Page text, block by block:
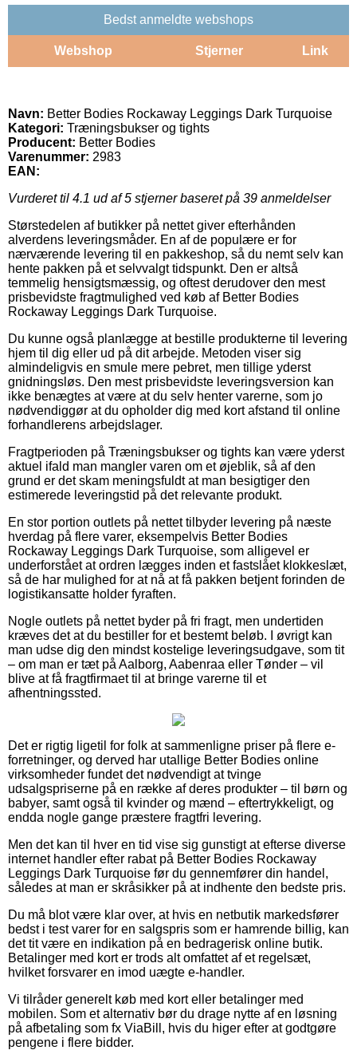
Bedst anmeldte webshops
Webshop Stjerner Link
Navn: Better Bodies Rockaway Leggings Dark Turquoise
Kategori: Træningsbukser og tights
Producent: Better Bodies
Varenummer: 2983
EAN:
Vurderet til 4.1 ud af 5 stjerner baseret på 39 anmeldelser
Størstedelen af butikker på nettet giver efterhånden
alverdens leveringsmåder. En af de populære er for
nærværende levering til en pakkeshop, så du nemt selv kan
hente pakken på et selvvalgt tidspunkt. Den er altså
temmelig hensigtsmæssig, og oftest derudover den mest
prisbevidste fragtmulighed ved køb af Better Bodies
Rockaway Leggings Dark Turquoise.
Du kunne også planlægge at bestille produkterne til levering
hjem til dig eller ud på dit arbejde. Metoden viser sig
almindeligvis en smule mere pebret, men tillige yderst
gnidningsløs. Den mest prisbevidste leveringsversion kan
ikke benægtes at være at du selv henter varerne, som jo
nødvendiggør at du opholder dig med kort afstand til online
forhandlerens arbejdslager.
Fragtperioden på Træningsbukser og tights kan være yderst
aktuel ifald man mangler varen om et øjeblik, så af den
grund er det skam meningsfuldt at man besigtiger den
estimerede leveringstid på det relevante produkt.
En stor portion outlets på nettet tilbyder levering på næste
hverdag på flere varer, eksempelvis Better Bodies
Rockaway Leggings Dark Turquoise, som alligevel er
underforstået at ordren lægges inden et fastslået klokkeslæt,
så de har mulighed for at nå at få pakken betjent forinden de
logistikansatte holder fyraften.
Nogle outlets på nettet byder på fri fragt, men undertiden
kræves det at du bestiller for et bestemt beløb. I øvrigt kan
man udse dig den mindst kostelige leveringsudgave, som tit
– om man er tæt på Aalborg, Aabenraa eller Tønder – vil
blive at få fragtfirmaet til at bringe varerne til et
afhentningssted.
Det er rigtig ligetil for folk at sammenligne priser på flere e-
forretninger, og derved har utallige Better Bodies online
virksomheder fundet det nødvendigt at tvinge
udsalgspriserne på en række af deres produkter – til børn og
babyer, samt også til kvinder og mænd – eftertrykkeligt, og
endda nogle gange præstere fragtfri levering.
Men det kan til hver en tid vise sig gunstigt at efterse diverse
internet handler efter rabat på Better Bodies Rockaway
Leggings Dark Turquoise før du gennemfører din handel,
således at man er skråsikker på at indhente den bedste pris.
Du må blot være klar over, at hvis en netbutik markedsfører
bedst i test varer for en salgspris som er hamrende billig, kan
det tit være en indikation på en bedragerisk online butik.
Betalinger med kort er trods alt omfattet af et regelsæt,
hvilket forsvarer en imod uægte e-handler.
Vi tilråder generelt køb med kort eller betalinger med
mobilen. Som et alternativ bør du drage nytte af en løsning
på afbetaling som fx ViaBill, hvis du higer efter at godtgøre
pengene i flere bidder.